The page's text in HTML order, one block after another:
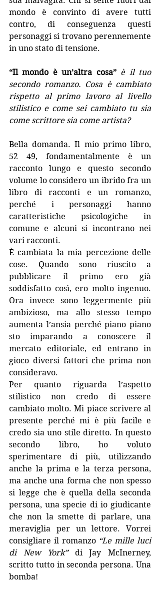
mondo è convinto di avere tutti
contro, di conseguenza questi
personaggi si trovano perennemente
in uno stato di tensione.
“Il mondo è un’altra cosa” è il tuo
secondo romanzo. Cosa è cambiato
rispetto al primo lavoro al livello
stilistico e come sei cambiato tu sia
come scrittore sia come artista?
Bella domanda. Il mio primo libro,
52 49, fondamentalmente è un
racconto lungo e questo secondo
volume lo considero un ibrido fra un
libro di racconti e un romanzo,
perché i personaggi hanno
caratteristiche psicologiche in
comune e alcuni si incontrano nei
vari racconti.
È cambiata la mia percezione delle
cose. Quando sono riuscito a
pubblicare il primo ero già
soddisfatto così, ero molto ingenuo.
Ora invece sono leggermente più
ambizioso, ma allo stesso tempo
aumenta l’ansia perché piano piano
sto imparando a conoscere il
mercato editoriale, ed entrano in
gioco diversi fattori che prima non
consideravo.
Per quanto riguarda l’aspetto
stilistico non credo di essere
cambiato molto. Mi piace scrivere al
presente perché mi è più facile e
credo sia uno stile diretto. In questo
secondo libro, ho voluto
sperimentare di più, utilizzando
anche la prima e la terza persona,
ma anche una forma che non spesso
si legge che è quella della seconda
persona, una specie di io giudicante
che non la smette di parlare, una
meraviglia per un lettore. Vorrei
consigliare il romanzo “Le mille luci
di New York” di Jay McInerney,
scritto tutto in seconda persona. Una
bomba!